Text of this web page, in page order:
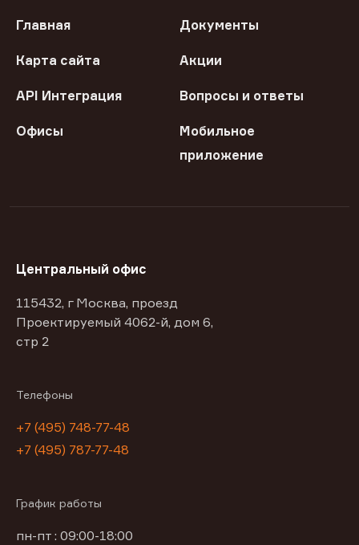
Главная Документы
Карта сайта Акции
API Интеграция Вопросы и ответы
Офисы
Мобильное
приложение
Центральный офис
115432, г Москва, проезд
Проектируемый 4062-й, дом 6,
стр 2
Телефоны
+7 (495) 748-77-48
+7 (495) 787-77-48
График работы
пн-пт : 09:00-18:00